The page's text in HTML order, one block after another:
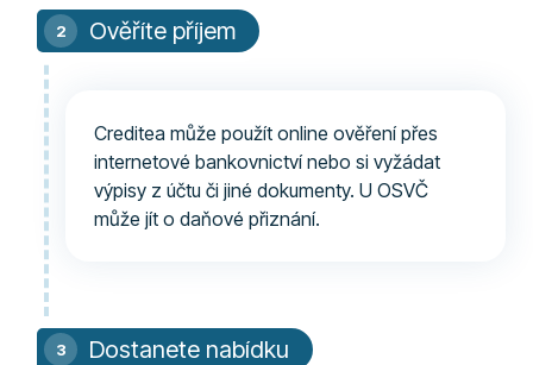
Ověříte příjem
Creditea může použít online ověření přes
internetové bankovnictví nebo si vyžádat
výpisy z účtu či jiné dokumenty. U OSVČ
může jít o daňové přiznání.
Dostanete nabídku